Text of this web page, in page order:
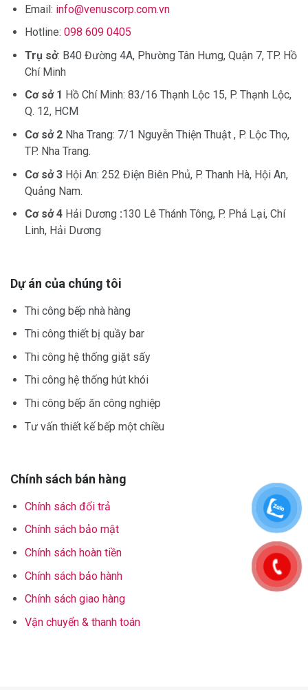
Email: info@venuscorp.com.vn
Hotline: 098 609 0405
Trụ sở: B40 Đường 4A, Phường Tân Hưng, Quận 7, TP. Hồ
Chí Minh
Cơ sở 1 Hồ Chí Minh: 83/16 Thạnh Lộc 15, P. Thạnh Lộc,
Q. 12, HCM
Cơ sở 2Nha Trang: 7/1 Nguyễn Thiện Thuật , P. Lộc Thọ,
TP. Nha Trang.
Cơ sở 3Hội An: 252 Điện Biên Phủ, P. Thanh Hà, Hội An,
Quảng Nam.
Cơ sở 4 Hải Dương :130 Lê Thánh Tông, P. Phả Lại, Chí
Linh, Hải Dương
Dự án của chúng tôi
Thi công bếp nhà hàng
Thi công thiết bị quầy bar
Thi công hệ thống giặt sấy
Thi công hệ thống hút khói
Thi công bếp ăn công nghiệp
Tư vấn thiết kế bếp một chiều
Chính sách bán hàng
Chính sách đổi trả
Chính sách bảo mật
Chính sách hoàn tiền
Chính sách bảo hành
Chính sách giao hàng
Vận chuyển & thanh toán